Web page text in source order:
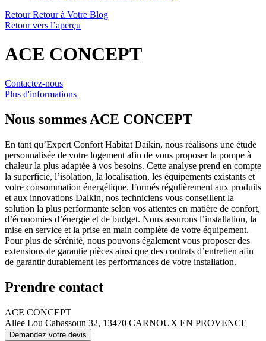
Retour Retour à Votre Blog
Retour vers l’aperçu
ACE CONCEPT
Contactez-nous
Plus d'informations
Nous sommes ACE CONCEPT
En tant qu’Expert Confort Habitat Daikin, nous réalisons une étude
personnalisée de votre logement afin de vous proposer la pompe à
chaleur la plus adaptée à vos besoins. Cette analyse prend en compte
la superficie, l’isolation, la localisation, les équipements existants et
votre consommation énergétique. Formés régulièrement aux produits
et aux innovations Daikin, nos techniciens vous conseillent la
solution la plus performante selon vos attentes en matière de confort,
d’économies d’énergie et de budget. Nous assurons l’installation, la
mise en service et la prise en main complète de votre équipement.
Pour plus de sérénité, nous pouvons également vous proposer des
extensions de garantie pièces ainsi que des contrats d’entretien afin
de garantir durablement les performances de votre installation.
Prendre contact
ACE CONCEPT
Allee Lou Cabassoun 32, 13470 CARNOUX EN PROVENCE
Demandez votre devis